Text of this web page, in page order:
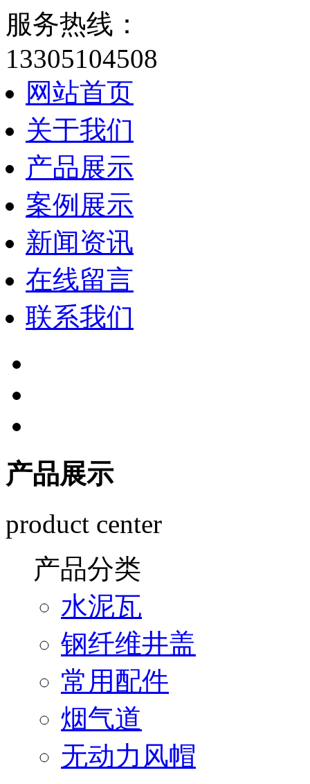
服务热线：
13305104508
网站首页
关于我们
产品展示
案例展示
新闻资讯
在线留言
联系我们
产品展示
product center
产品分类
水泥瓦
钢纤维井盖
常用配件
烟气道
无动力风帽